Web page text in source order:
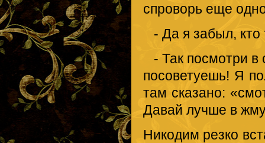
спроворь еще
- Да я забыл, кто
- Так посмотри
посоветуешь! Я
там сказано:
Давай лучше в
Никодим резко